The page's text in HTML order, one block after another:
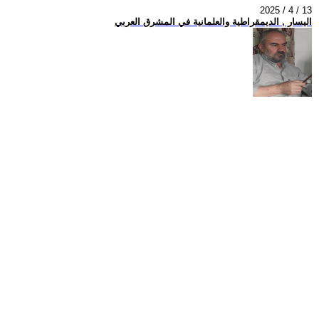
2025 / 4 / 13
اليسار , الديمقراطية والعلمانية في المشرق العربي